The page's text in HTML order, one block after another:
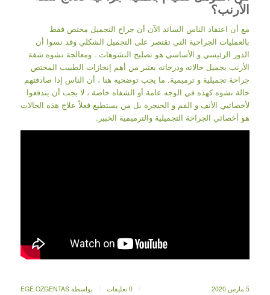
الأرنب؟
مع أن اعتقاد الناس السائد الآن أن جراح التجميل مختص فقط
بالعمليات الجراحية التي تقتصر على التجميل الشكلي وقد نسوا أن
الدور الرئيسي و الأساسي هو تصليح التشوهات . ومعالجة تشوه شفة
الأرنب بجميل حالاته ودرجاته يعتبر من أهم إنجازات الطبيب المختص
جراحة تجميلية و ترميمية. ما يجب توضحيه هنا ، أن الناس إذا صادفتهم
حالة تشوه كهذه في الوجه عامة أو الشفاه خاصة ، لا يجب أن يندفعوا
لأخصائيي الأنف و الفم و الحنجرة بل من يستطيع فعلاً علاج هذه الحالات
هو أخصائي الجراحة التجميلية والترميمية الخبير.
5 مارس 2020 / 0 تعليقات / بواسطةEGE OZGENTAS